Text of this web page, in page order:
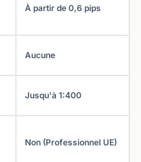
À partir de 0,6 pips
Aucune
Jusqu'à 1:400
Non (Professionnel UE)